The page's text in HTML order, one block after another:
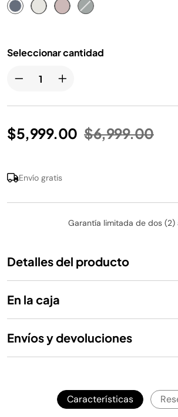
Seleccionar cantidad
$5,999.00 Precio
$6,999.00a
Envío gratis
Garantía limitada de dos (2)
Detalles del producto
En la caja
Envíos y devoluciones
Características